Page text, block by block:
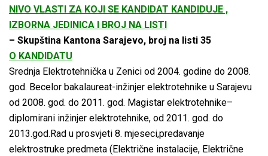
NIVO VLASTI ZA KOJI SE KANDIDAT KANDIDUJE ,
IZBORNA JEDINICA I BROJ NA LISTI
– Skupština Kantona Sarajevo, broj na listi 35
O KANDIDATU
Srednja Elektrotehnička u Zenici od 2004. godine do 2008.
god. Becelor bakalaureat-inžinjer elektrotehnike u Sarajevu
od 2008. god. do 2011. god. Magistar elektrotehnike–
diplomirani inžinjer elektrotehnike, od 2011. god. do
2013.god.Rad u prosvjeti 8. mjeseci,predavanje
elektrostruke predmeta (Električne instalacije, Električne